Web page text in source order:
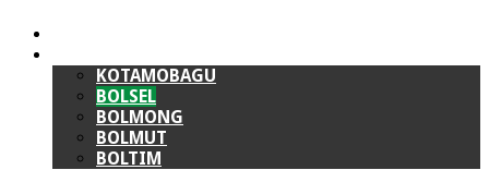
KOTAMOBAGU
BOLSEL
BOLMONG
BOLMUT
BOLTIM